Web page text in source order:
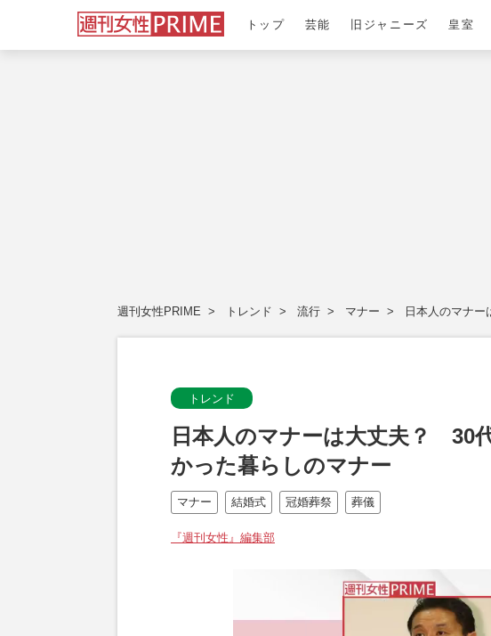
トップ 芸能 旧ジャニーズ 皇室
週刊女性PRIME トレンド 流行 マナー 日本人のマナ
トレンド
日本人のマナーは大丈夫？ 30
かった暮らしのマナー
マナー 結婚式 冠婚葬祭 葬儀
『週刊女性』編集部